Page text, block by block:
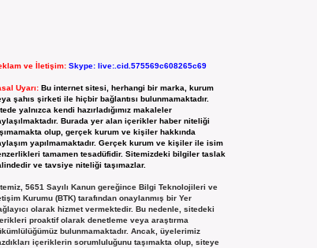
ve İletişim: Skype: live:.cid.575569c608265c69
Uyarı: Bu internet sitesi, herhangi bir marka, kurum
şahıs şirketi ile hiçbir bağlantısı bulunmamaktadır.
yalnızca kendi hazırladığımız makaleler
Burada yer alan içerikler haber niteliği
olup, gerçek kurum ve kişiler hakkında
yapılmamaktadır. Gerçek kurum ve kişiler ile isim
tamamen tesadüfidir. Sitemizdeki bilgiler taslak
ve tavsiye niteliği taşımazlar.
5651 Sayılı Kanun gereğince Bilgi Teknolojileri ve
Kurumu (BTK) tarafından onaylanmış bir Yer
olarak hizmet vermektedir. Bu nedenle, sitedeki
proaktif olarak denetleme veya araştırma
bulunmamaktadır. Ancak, üyelerimiz
içeriklerin sorumluluğunu taşımakta olup, siteye